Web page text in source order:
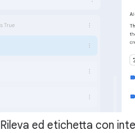
Rileva ed etichetta con